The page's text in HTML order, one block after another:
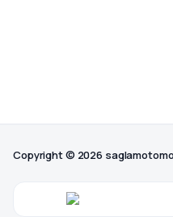
Copyright © 2026